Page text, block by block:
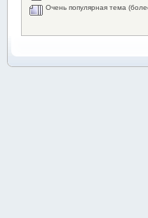
Очень популярная тема